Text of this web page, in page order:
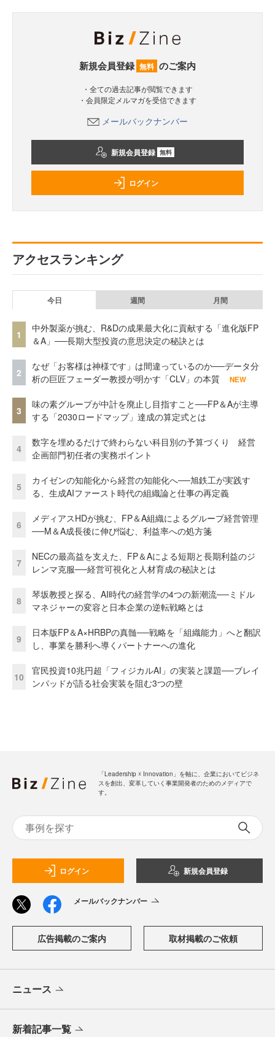
新規会員登録 無料 のご案内
・全ての過去記事が閲覧できます
・会員限定メルマガを受信できます
メールバックナンバー
新規会員登録 無料
ログイン
アクセスランキング
今日 週間 月間
1
中外製薬が挑む、R&Dの成果最大化に貢献する「進化版FP
＆A」──長期大型投資の意思決定の秘訣とは
2
なぜ「お客様は神様です」は間違っているのか──データ分
析の巨匠フェーダー教授が明かす「CLV」の本質
NEW
3
味の素グループが中計を廃止し目指すこと──FP＆Aが主導
する「2030ロードマップ」達成の算定式とは
4
数字を埋めるだけで終わらない科目別の予算づくり 経営
企画部門初任者の実務ポイント
5
カイゼンの知能化から経営の知能化へ──旭鉄工が実践す
る、生成AIファースト時代の組織論と仕事の再定義
6
メディアスHDが挑む、FP＆A組織によるグループ経営管理
──M＆A成長後に伸び悩む、利益率への処方箋
7
NECの最高益を支えた、FP＆Aによる短期と長期利益のジ
レンマ克服──経営可視化と人材育成の秘訣とは
8
琴坂教授と探る、AI時代の経営学の4つの新潮流──ミドル
マネジャーの変容と日本企業の逆転戦略とは
9
日本版FP＆A×HRBPの真髄──戦略を「組織能力」へと翻訳
し、事業を勝利へ導くパートナーへの進化
10
官民投資10兆円超「フィジカルAI」の実装と課題──ブレイ
ンパッドが語る社会実装を阻む3つの壁
「Leadership ☓ Innovation」を軸に、企業においてビジネ
スを創出、変革していく事業開発者のためのメディアで
す。
ログイン 新規会員登録
メールバックナンバー
広告掲載のご案内 取材掲載のご依頼
ニュース
新着記事一覧